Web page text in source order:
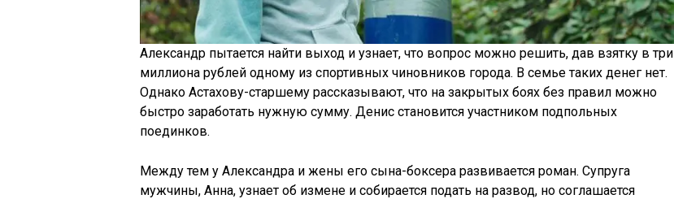
Александр пытается найти выход и узнает, что вопрос можно решить, дав взятку в три
миллиона рублей одному из спортивных чиновников города. В семье таких денег нет.
Однако Астахову-старшему рассказывают, что на закрытых боях без правил можно
быстро заработать нужную сумму. Денис становится участником подпольных
поединков.
Между тем у Александра и жены его сына-боксера развивается роман. Супруга
мужчины, Анна, узнает об измене и собирается подать на развод, но соглашается